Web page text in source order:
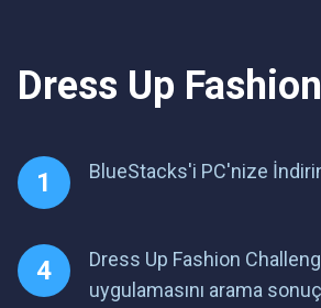
Dress Up
BlueStacks'i PC'nize
Dress Up Fashion
uygulamasını arama